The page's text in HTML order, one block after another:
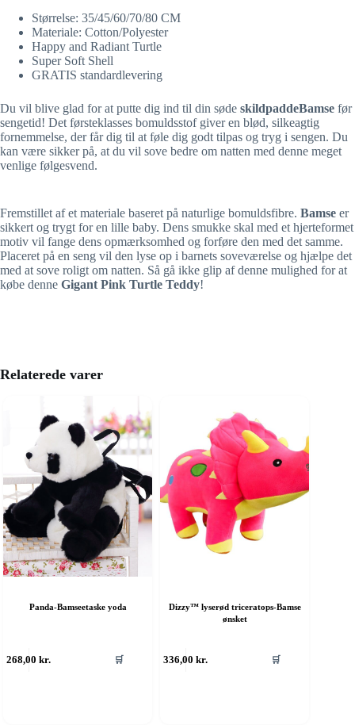
Størrelse: 35/45/60/70/80 CM
Materiale: Cotton/Polyester
Happy and Radiant Turtle
Super Soft Shell
GRATIS standardlevering
Du vil blive glad for at putte dig ind til din søde skildpaddeBamse før
sengetid! Det førsteklasses bomuldsstof giver en blød, silkeagtig
fornemmelse, der får dig til at føle dig godt tilpas og tryg i sengen. Du
kan være sikker på, at du vil sove bedre om natten med denne meget
venlige følgesvend.
Fremstillet af et materiale baseret på naturlige bomuldsfibre. Bamse er
sikkert og trygt for en lille baby. Dens smukke skal med et hjerteformet
motiv vil fange dens opmærksomhed og forføre den med det samme.
Placeret på en seng vil den lyse op i barnets soveværelse og hjælpe det
med at sove roligt om natten. Så gå ikke glip af denne mulighed for at
købe denne Gigant Pink Turtle Teddy!
Relaterede varer
Panda-Bamseetaske yoda
268,00kr. 🛒
Dizzy™ lyserød triceratops-Bamse
ønsket
336,00kr. 🛒